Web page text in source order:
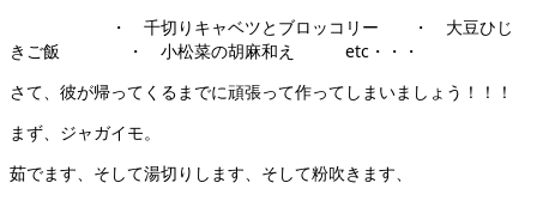
・ 千切りキャベツとブロッコリー ・ 大豆ひじ
きご飯 ・ 小松菜の胡麻和え etc・・・
さて、彼が帰ってくるまでに頑張って作ってしまいましょう！！！
まず、ジャガイモ。
茹でます、そして湯切りします、そして粉吹きます、